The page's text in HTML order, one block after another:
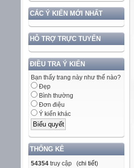
CÁC Ý KIẾN MỚI NHẤT
HỖ TRỢ TRỰC TUYẾN
ĐIỀU TRA Ý KIẾN
Bạn thấy trang này như thế nào?
Đẹp
Bình thường
Đơn điệu
Ý kiến khác
THỐNG KÊ
54354 truy cập (chi tiết)